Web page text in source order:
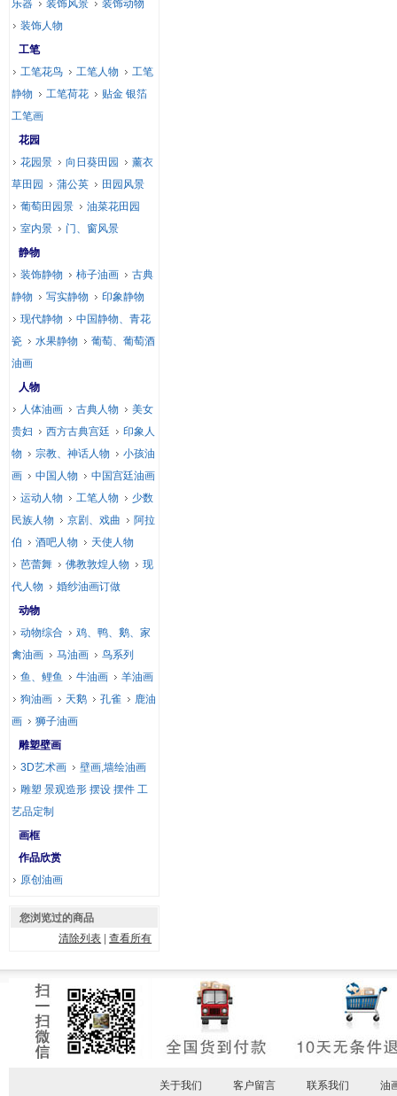
乐器 装饰风景
装饰动物
装饰人物
工笔
工笔花鸟
工笔人物
工笔
静物
工笔荷花
贴金 银箔
工笔画
花园
花园景
向日葵田园
薰衣
草田园
蒲公英
田园风景
葡萄田园景
油菜花田园
室内景
门、窗风景
静物
装饰静物
柿子油画
古典
静物
写实静物
印象静物
现代静物
中国静物、青花
瓷
水果静物
葡萄、葡萄酒
油画
人物
人体油画
古典人物
美女
贵妇
西方古典宫廷
印象人
物
宗教、神话人物
小孩油
画
中国人物
中国宫廷油画
运动人物
工笔人物
少数
民族人物
京剧、戏曲
阿拉
伯
酒吧人物
天使人物
芭蕾舞
佛教敦煌人物
现
代人物
婚纱油画订做
动物
动物综合
鸡、鸭、鹅、家
禽油画
马油画
鸟系列
鱼、鲤鱼
牛油画
羊油画
狗油画
天鹅 孔雀
鹿油
画
狮子油画
雕塑壁画
3D艺术画
壁画,墙绘油画
雕塑 景观造形 摆设 摆件 工
艺品定制
画框
作品欣赏
原创油画
您浏览过的商品
清除列表 |查看所有
关于我们 客户留言 联系我们 油